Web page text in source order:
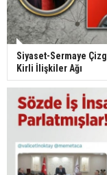
Siyaset-Sermaye
Kirli İlişkiler Ağı